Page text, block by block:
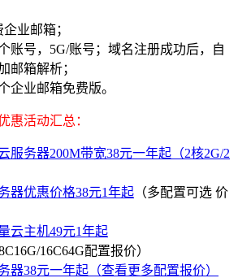
业邮箱；
账号，5G/账号；域名注册成功后，自
邮箱解析；
企业邮箱免费版。
惠活动汇总：
服务器200M带宽38元一年起（2核2G/2
器优惠价格38元1年起 （多配置可选 价
云主机49元1年起
16C64G配置报价）
器38元一年起（查看更多配置报价）